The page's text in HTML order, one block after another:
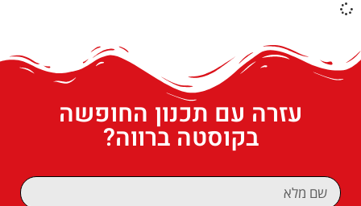
עזרה עם תכנון החופשה
בקוסטה ברווה?